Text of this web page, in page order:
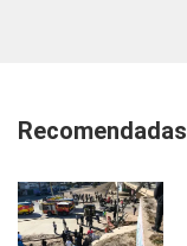
Recomendadas